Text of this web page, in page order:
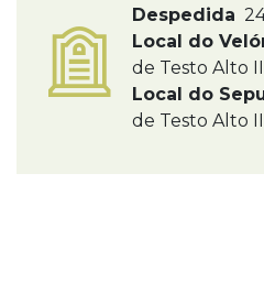
Despedida
Local do
de Testo Alto II
Local do
de Testo Alto II